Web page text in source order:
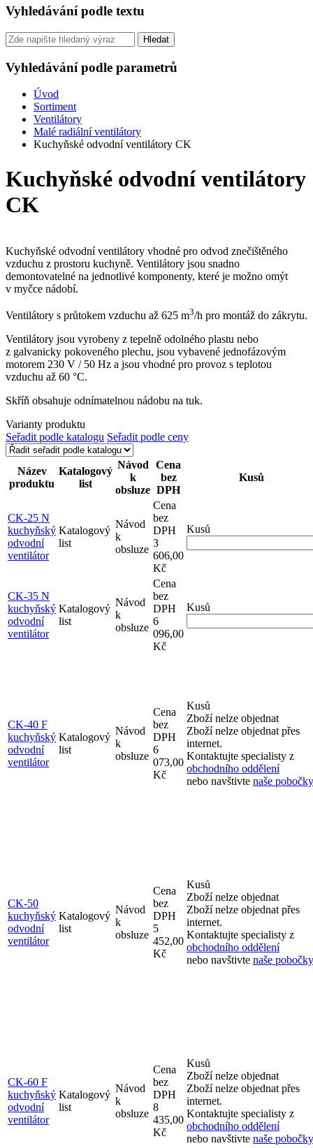
Vyhledávání podle textu
Vyhledávání podle parametrů
Úvod
Sortiment
Ventilátory
Malé radiální ventilátory
Kuchyňské odvodní ventilátory CK
Kuchyňské odvodní ventilátory
CK
Kuchyňské odvodní ventilátory vhodné pro odvod znečištěného
vzduchu z prostoru kuchyně. Ventilátory jsou snadno
demontovatelné na jednotlivé komponenty, které je možno omýt
v myčce nádobí.
Ventilátory s průtokem vzduchu až 625 m3/h pro montáž do zákrytu.
Ventilátory jsou vyrobeny z tepelně odolného plastu nebo
z galvanicky pokoveného plechu, jsou vybavené jednofázovým
motorem 230 V / 50 Hz a jsou vhodné pro provoz s teplotou
vzduchu až 60 °C.
Skříň obsahuje odnímatelnou nádobu na tuk.
Varianty produktu
Seřadit podle katalogu Seřadit podle ceny
Název
produktu
Katalogový
list
Návod
k
obsluze
Cena
bez
DPH
Kusů
CK-25 N
kuchyňský
odvodní
ventilátor
Katalogový
list
Návod
k
obsluze
Cena
bez
DPH
3
606,00
Kč
Kusů
CK-35 N
kuchyňský
odvodní
ventilátor
Katalogový
list
Návod
k
obsluze
Cena
bez
DPH
6
096,00
Kč
Kusů
CK-40 F
kuchyňský
odvodní
ventilátor
Katalogový
list
Návod
k
obsluze
Cena
bez
DPH
6
073,00
Kč
Kusů
Zboží nelze objednat
Zboží nelze objednat přes
internet.
Kontaktujte specialisty z
obchodního oddělení
nebo navštivte naše pobočky
CK-50
kuchyňský
odvodní
ventilátor
Katalogový
list
Návod
k
obsluze
Cena
bez
DPH
5
452,00
Kč
Kusů
Zboží nelze objednat
Zboží nelze objednat přes
internet.
Kontaktujte specialisty z
obchodního oddělení
nebo navštivte naše pobočky
CK-60 F
kuchyňský
odvodní
ventilátor
Katalogový
list
Návod
k
obsluze
Cena
bez
DPH
8
435,00
Kč
Kusů
Zboží nelze objednat
Zboží nelze objednat přes
internet.
Kontaktujte specialisty z
obchodního oddělení
nebo navštivte naše pobočky